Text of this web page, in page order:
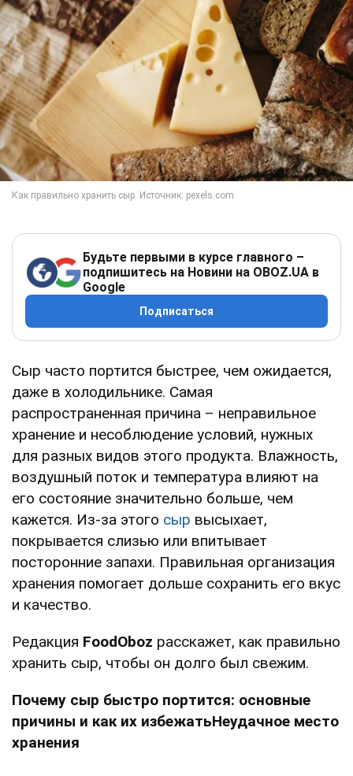
Будьте первыми в курсе главного –
подпишитесь на Новини на OBOZ.UA в
Google
Подписаться
Сыр часто портится быстрее, чем ожидается,
даже в холодильнике. Самая
распространенная причина – неправильное
хранение и несоблюдение условий, нужных
для разных видов этого продукта. Влажность,
воздушный поток и температура влияют на
его состояние значительно больше, чем
кажется. Из-за этого сыр высыхает,
покрывается слизью или впитывает
посторонние запахи. Правильная организация
хранения помогает дольше сохранить его вкус
и качество.
Редакция FoodOboz расскажет, как правильно
хранить сыр, чтобы он долго был свежим.
Почему сыр быстро портится: основные
причины и как их избежатьНеудачное место
хранения